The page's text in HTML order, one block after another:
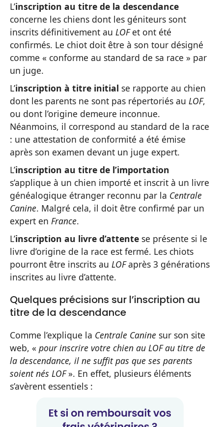
L’inscription au titre de la descendance
concerne les chiens dont les géniteurs sont
inscrits définitivement au LOFet ont été
confirmés. Le chiot doit être à son tour désigné
comme « conforme au standard de sa race » par
un juge.
L’inscription à titre initial se rapporte au chien
dont les parents ne sont pas répertoriés au LOF,
ou dont l’origine demeure inconnue.
Néanmoins, il correspond au standard de la race
: une attestation de conformité a été émise
après son examen devant un juge expert.
L’inscription au titre de l’importation
s’applique à un chien importé et inscrit à un livre
généalogique étranger reconnu par la Centrale
Canine. Malgré cela, il doit être confirmé par un
expert en France.
L’inscription au livre d’attente se présente si le
livre d’origine de la race est fermé. Les chiots
pourront être inscrits au LOFaprès 3 générations
inscrites au livre d’attente.
Quelques précisions sur l’inscription au
titre de la descendance
Comme l’explique la Centrale Canine sur son site
web, « pour inscrire votre chien au LOF au titre de
la descendance, il ne suffit pas que ses parents
soient nés LOF». En effet, plusieurs éléments
s’avèrent essentiels :